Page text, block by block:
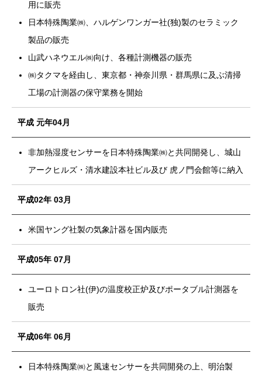
用に販売
日本特殊陶業㈱、ハルゲンワンガー社(独)製のセラミック
製品の販売
山武ハネウエル㈱向け、各種計測機器の販売
㈱タクマを経由し、東京都・神奈川県・群馬県に及ぶ清掃
工場の計測器の保守業務を開始
平成 元年04月
非加熱湿度センサーを日本特殊陶業㈱と共同開発し、城山
アークヒルズ・清水建設本社ビル及び 虎ノ門会館等に納入
平成02年 03月
米国ヤング社製の気象計器を国内販売
平成05年 07月
ユーロトロン社(伊)の温度校正炉及びポータブル計測器を
販売
平成06年 06月
日本特殊陶業㈱と風速センサーを共同開発の上、明治製